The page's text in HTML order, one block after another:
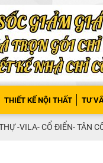
THIẾT KẾ NỘI THẤT TƯ
-VILA- CỔ ĐIỂN- TÂN